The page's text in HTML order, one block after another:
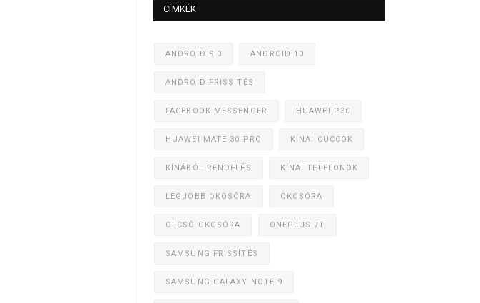
CÍMKÉK
ANDROID 9.0 ANDROID 10
ANDROID FRISSÍTÉS
FACEBOOK MESSENGER HUAWEI P30
HUAWEI MATE 30 PRO KÍNAI CUCCOK
KÍNÁBÓL RENDELÉS KÍNAI TELEFONOK
LEGJOBB OKOSÓRA OKOSÓRA
OLCSÓ OKOSÓRA ONEPLUS 7T
SAMSUNG FRISSÍTÉS
SAMSUNG GALAXY NOTE 9